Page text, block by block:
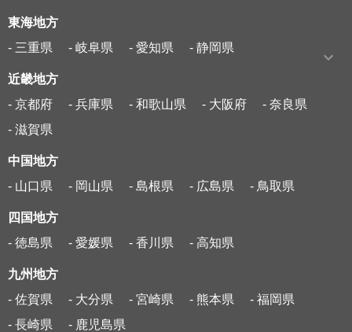
東海地方
- 三重県
- 岐阜県 - 愛知県 - 静岡県
近畿地方
- 京都府
- 兵庫県 - 和歌山県 - 大阪府
- 奈良県
- 滋賀県
中国地方
- 山口県
- 岡山県 - 島根県 - 広島県 - 鳥取県
四国地方
- 徳島県
- 愛媛県 - 香川県 - 高知県
九州地方
- 佐賀県
- 大分県 - 宮崎県 - 熊本県
- 福岡県
- 長崎県
- 鹿児島県